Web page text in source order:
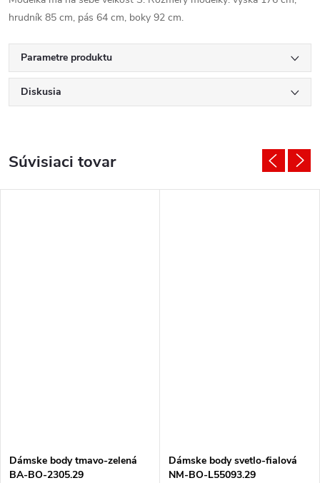
hrudník 85 cm, pás 64 cm, boky 92 cm.
Parametre produktu
Diskusia
Súvisiaci tovar
Dámske body tmavo-zelená
BA-BO-2305.29
Dámske body svetlo-fialová
NM-BO-L55093.29